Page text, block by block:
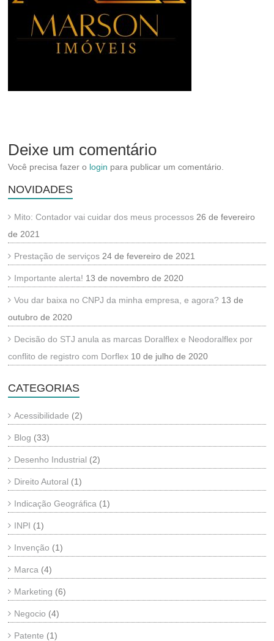
Deixe um comentário
Você precisa fazer o login para publicar um comentário.
NOVIDADES
Mito: Contador vai cuidar dos meus processos 26 de fevereiro
de 2021
Prestação de serviços 24 de fevereiro de 2021
Importante alerta! 13 de novembro de 2020
Vou dar baixa no CNPJ da minha empresa, e agora? 13 de
outubro de 2020
Decisão do STJ anula as marcas Doralflex e Neodoralflex por
conflito de registro com Dorflex 10 de julho de 2020
CATEGORIAS
Acessibilidade (2)
Blog (33)
Desenho Industrial (2)
Direito Autoral (1)
Indicação Geográfica (1)
INPI (1)
Invenção (1)
Marca (4)
Marketing (6)
Negocio (4)
Patente (1)